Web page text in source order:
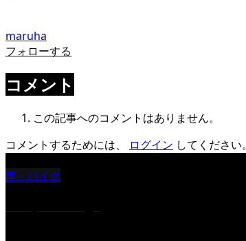
maruha
フォローする
コメント
この記事へのコメントはありません。
コメントするためには、
ログイン してください。
車・バイク